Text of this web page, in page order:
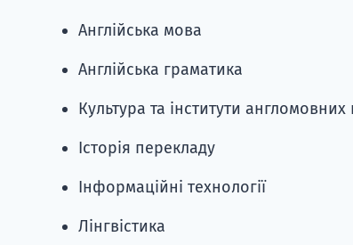
Англійська мова
Англійська граматика
Культура та інститути англомовних
Історія перекладу
Інформаційні технології
Лінгвістика